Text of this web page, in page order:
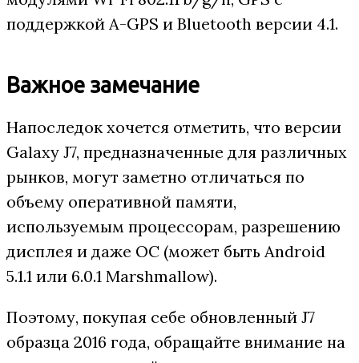
поддержкой A-GPS и Bluetooth версии 4.1.
Важное замечание
Напоследок хочется отметить, что версии
Galaxy J7, предназначенные для различных
рынков, могут заметно отличаться по
объему оперативной памяти,
используемым процессорам, разрешению
дисплея и даже ОС (может быть Android
5.1.1 или 6.0.1 Marshmallow).
Поэтому, покупая себе обновленный J7
образца 2016 года, обращайте внимание на